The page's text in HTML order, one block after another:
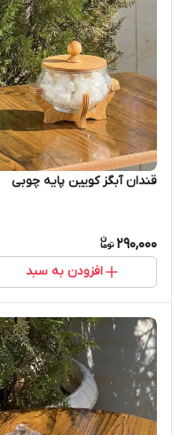
قندان آبگز کویین پایه چوبی
290,000
افزودن به سبد